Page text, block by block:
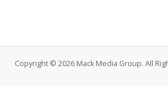
Copyright © 2026 Mack Media Group. All